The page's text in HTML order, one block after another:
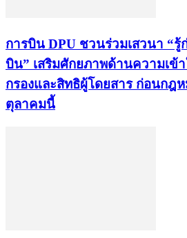
การบิน DPU ชวนร่วมเสวนา “รู้
บิน” เสริมศักยภาพด้านความเข้
กรองและสิทธิผู้โดยสาร ก่อนกฎห
ตุลาคมนี้